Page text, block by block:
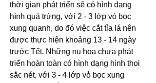
thời gian phát triển sẽ có hình dạng
hình quả trứng, với 2 - 3 lớp vỏ bọc
xung quanh, do đó việc cắt tỉa lá nên
được thực hiện khoảng 13 - 14 ngày
trước Tết. Những nụ hoa chưa phát
triển hoàn toàn có hình dạng hình thoi
sắc nét, với 3 - 4 lớp vỏ bọc xung